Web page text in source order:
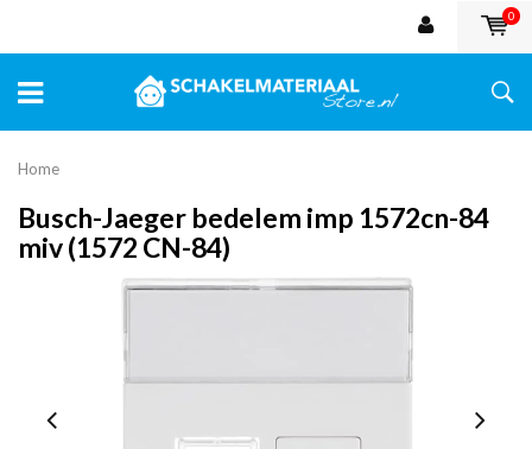
0
Home
Busch-Jaeger bedelem imp 1572cn-84
miv (1572 CN-84)